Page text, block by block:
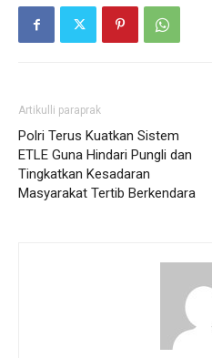
Artikulli paraprak
Polri Terus Kuatkan Sistem
ETLE Guna Hindari Pungli dan
Tingkatkan Kesadaran
Masyarakat Tertib Berkendara